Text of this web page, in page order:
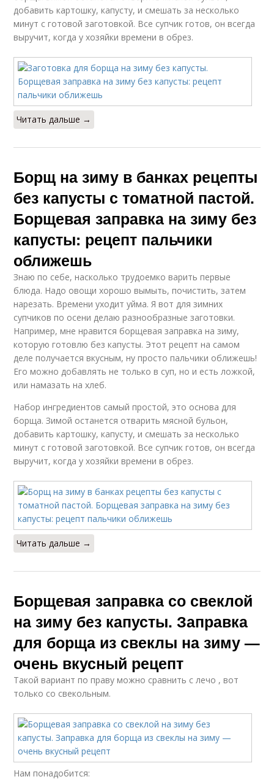
добавить картошку, капусту, и смешать за несколько
минут с готовой заготовкой. Все супчик готов, он всегда
выручит, когда у хозяйки времени в обрез.
Читать дальше →
Борщ на зиму в банках рецепты
без капусты с томатной пастой.
Борщевая заправка на зиму без
капусты: рецепт пальчики
оближешь
Знаю по себе, насколько трудоемко варить первые
блюда. Надо овощи хорошо вымыть, почистить, затем
нарезать. Времени уходит уйма. Я вот для зимних
супчиков по осени делаю разнообразные заготовки.
Например, мне нравится борщевая заправка на зиму,
которую готовлю без капусты. Этот рецепт на самом
деле получается вкусным, ну просто пальчики оближешь!
Его можно добавлять не только в суп, но и есть ложкой,
или намазать на хлеб.
Набор ингредиентов самый простой, это основа для
борща. Зимой останется отварить мясной бульон,
добавить картошку, капусту, и смешать за несколько
минут с готовой заготовкой. Все супчик готов, он всегда
выручит, когда у хозяйки времени в обрез.
Читать дальше →
Борщевая заправка со свеклой
на зиму без капусты. Заправка
для борща из свеклы на зиму —
очень вкусный рецепт
Такой вариант по праву можно сравнить с лечо , вот
только со свекольным.
Нам понадобится: